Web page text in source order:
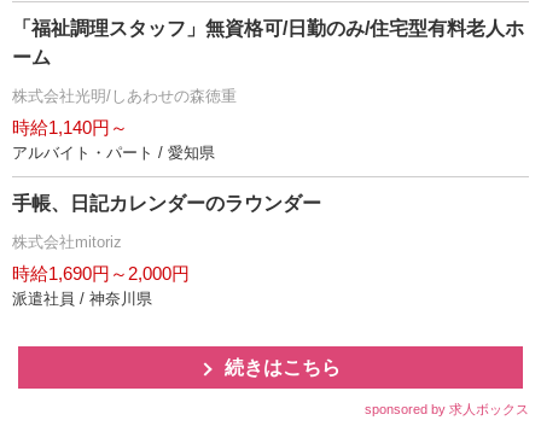
「福祉調理スタッフ」無資格可/日勤のみ/住宅型有料老人ホ
ーム
株式会社光明/しあわせの森徳重
時給1,140円～
アルバイト・パート / 愛知県
手帳、日記カレンダーのラウンダー
株式会社mitoriz
時給1,690円～2,000円
派遣社員 / 神奈川県
続きはこちら
sponsored by 求人ボックス